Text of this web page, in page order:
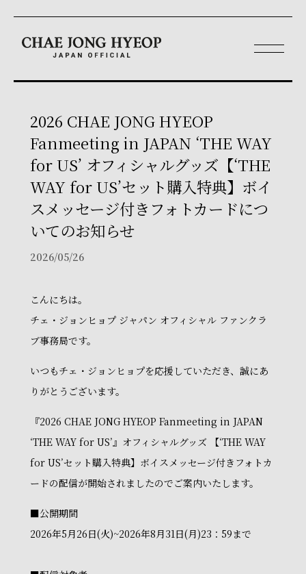
2026 CHAE JONG HYEOP
Fanmeeting in JAPAN ‘THE WAY
for US’ オフィシャルグッズ【‘THE
WAY for US’セット購入特典】ボイ
スメッセージ付きフォトカードにつ
いてのお知らせ
2026/05/26
こんにちは。
チェ・ジョンヒョプ ジャパン オフィシャル ファンクラ
ブ事務局です。
いつもチェ・ジョンヒョプを応援していただき、誠にあ
りがとうございます。
『2026 CHAE JONG HYEOP Fanmeeting in JAPAN
‘THE WAY for US’』オフィシャルグッズ 【‘THE WAY
for US’セット購入特典】ボイスメッセージ付きフォトカ
ードの配信が開始されましたのでご案内いたします。
■公開期間
2026年5月26日(火)~2026年8月31日(月)23：59まで